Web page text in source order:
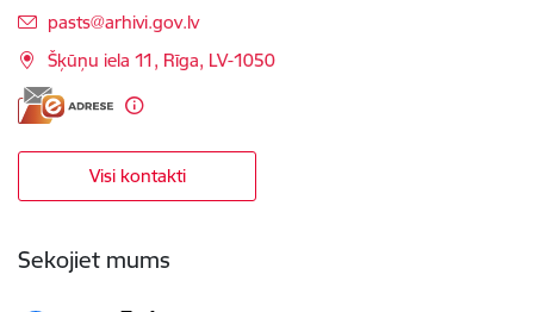
E-pasts:
pasts@arhivi.gov.lv
Šķūņu iela 11, Rīga, LV-1050
Visi kontakti
Sekojiet mums